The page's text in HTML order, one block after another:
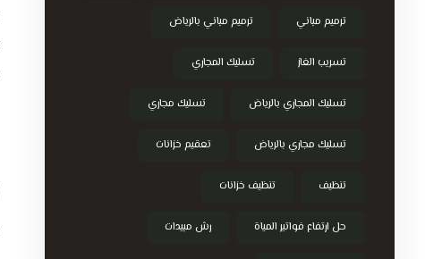
ترميم مباني ترميم مباني بالرياض
تسريب الغاز تسليك المجاري
تسليك المجاري بالرياض تسليك مجاري
تسليك مجاري بالرياض تعقيم خزانات
تنظيف تنظيف خزانات
حل ارتفاع فواتير المياة رش مبيدات